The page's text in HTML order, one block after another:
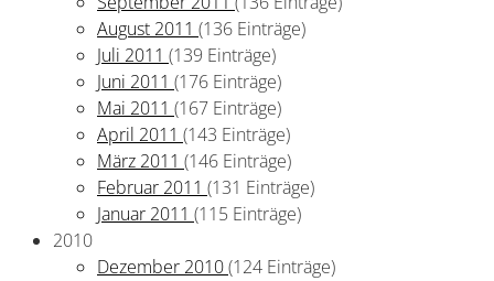
August 2011 (136 Einträge)
Juli 2011 (139 Einträge)
Juni 2011 (176 Einträge)
Mai 2011 (167 Einträge)
April 2011 (143 Einträge)
März 2011 (146 Einträge)
Februar 2011 (131 Einträge)
Januar 2011 (115 Einträge)
2010
Dezember 2010(124 Einträge)